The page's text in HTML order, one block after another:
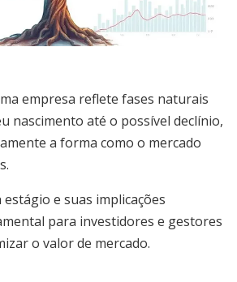
empresa reflete fases naturais
nascimento até o possível declínio,
a forma como o mercado
e suas implicações
para investidores e gestores
o valor de mercado.